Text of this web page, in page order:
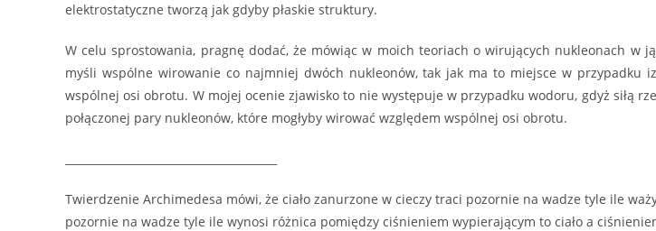
elektrostatyczne tworzą jak gdyby płaskie struktury.
W celu sprostowania, pragnę dodać, że mówiąc w moich teoriach o wirujących nukleonach
myśli wspólne wirowanie co najmniej dwóch nukleonów, tak jak ma to miejsce w przypadku
wspólnej osi obrotu. W mojej ocenie zjawisko to nie występuje w przypadku wodoru, gdyż siłą
połączonej pary nukleonów, które mogłyby wirować względem wspólnej osi obrotu.
Twierdzenie Archimedesa mówi, że ciało zanurzone w cieczy traci pozornie na wadze tyle ile
pozornie na wadze tyle ile wynosi różnica pomiędzy ciśnieniem wypierającym to ciało a